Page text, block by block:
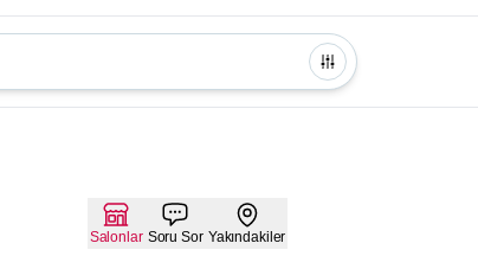
Salonlar Soru Sor Yakındakiler